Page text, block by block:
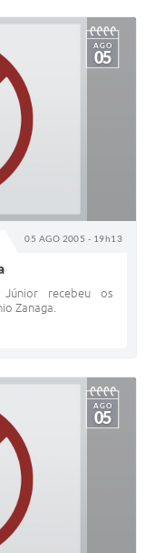
05 AGO 2005 - 19h13
AGO
05
recebeu os
Zanaga.
AGO
05